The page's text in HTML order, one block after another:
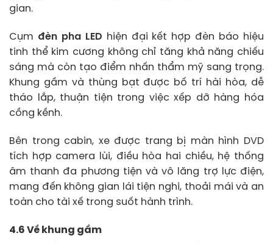
gian.
Cụm đèn pha LED hiện đại kết hợp đèn báo hiệu
tinh thể kim cương không chỉ tăng khả năng chiếu
sáng mà còn tạo điểm nhấn thẩm mỹ sang trọng.
Khung gầm và thùng bạt được bố trí hài hòa, dễ
tháo lắp, thuận tiện trong việc xếp dỡ hàng hóa
cồng kềnh.
Bên trong cabin, xe được trang bị màn hình DVD
tích hợp camera lùi, điều hòa hai chiều, hệ thống
âm thanh đa phương tiện và vô lăng trợ lực điện,
mang đến không gian lái tiện nghi, thoải mái và an
toàn cho tài xế trong suốt hành trình.
4.6 Về khung gầm